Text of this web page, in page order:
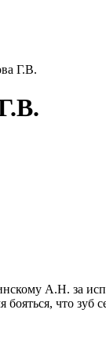
Г.В.
А.Н. за
бояться, что зуб